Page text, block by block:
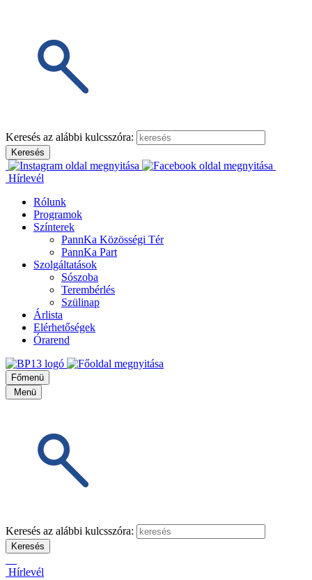
Keresés az alábbi kulcsszóra:
Hírlevél
Rólunk
Programok
Színterek
PannKa Közösségi Tér
PannKa Part
Szolgáltatások
Sószoba
Terembérlés
Szülinap
Árlista
Elérhetőségek
Órarend
Főmenü
Menü
Keresés az alábbi kulcsszóra:
Hírlevél